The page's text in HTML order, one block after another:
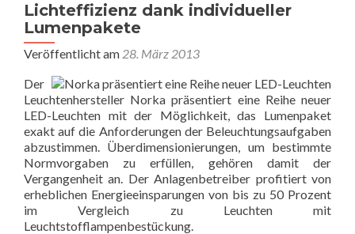
Lichteffizienz dank individueller
Lumenpakete
Veröffentlicht am 28. März 2013
Der
Leuchtenhersteller Norka präsentiert eine Reihe neuer
LED-Leuchten mit der Möglichkeit, das Lumenpaket
exakt auf die Anforderungen der Beleuchtungsaufgaben
abzustimmen. Überdimensionierungen, um bestimmte
Normvorgaben zu erfüllen, gehören damit der
Vergangenheit an. Der Anlagenbetreiber profitiert von
erheblichen Energieeinsparungen von bis zu 50 Prozent
im Vergleich zu Leuchten mit
Leuchtstofflampenbestückung.